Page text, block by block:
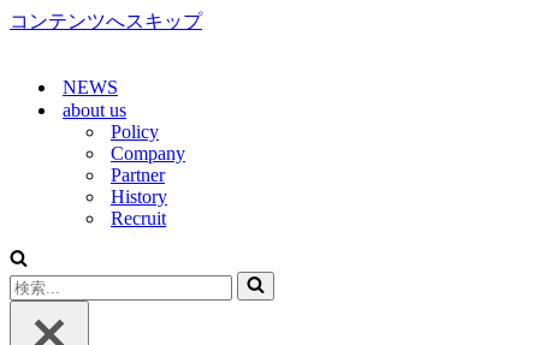
コンテンツへスキップ
NEWS
about us
Policy
Company
Partner
History
Recruit
検
索...